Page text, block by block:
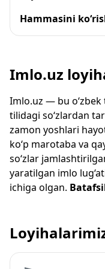
Hammasini
Imlo.uz
Imlo.uz — bu o‘zbek
tilidagi so‘zlardan
zamon yoshlari
ko‘p marotaba va
so‘zlar
yaratilgan imlo
ichiga olgan.